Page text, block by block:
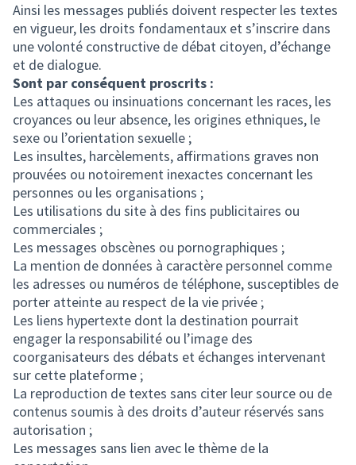
Ainsi les messages publiés doivent respecter les textes
en vigueur, les droits fondamentaux et s’inscrire dans
une volonté constructive de débat citoyen, d’échange
et de dialogue.
Sont par conséquent proscrits :
Les attaques ou insinuations concernant les races, les
croyances ou leur absence, les origines ethniques, le
sexe ou l’orientation sexuelle ;
Les insultes, harcèlements, affirmations graves non
prouvées ou notoirement inexactes concernant les
personnes ou les organisations ;
Les utilisations du site à des fins publicitaires ou
commerciales ;
Les messages obscènes ou pornographiques ;
La mention de données à caractère personnel comme
les adresses ou numéros de téléphone, susceptibles de
porter atteinte au respect de la vie privée ;
Les liens hypertexte dont la destination pourrait
engager la responsabilité ou l’image des
coorganisateurs des débats et échanges intervenant
sur cette plateforme ;
La reproduction de textes sans citer leur source ou de
contenus soumis à des droits d’auteur réservés sans
autorisation ;
Les messages sans lien avec le thème de la